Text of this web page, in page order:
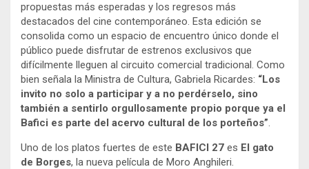
propuestas más esperadas y los regresos más
destacados del cine contemporáneo. Esta edición se
consolida como un espacio de encuentro único donde el
público puede disfrutar de estrenos exclusivos que
difícilmente lleguen al circuito comercial tradicional. Como
bien señala la Ministra de Cultura, Gabriela Ricardes: “Los
invito no solo a participar y a no perdérselo, sino
también a sentirlo orgullosamente propio porque ya el
Bafici es parte del acervo cultural de los porteños”.
Uno de los platos fuertes de este BAFICI 27 es El gato
de Borges, la nueva película de Moro Anghileri.